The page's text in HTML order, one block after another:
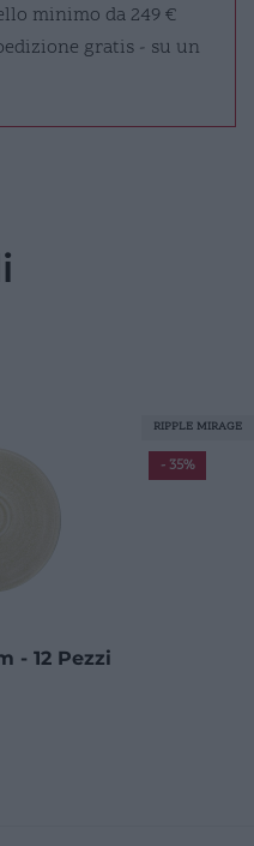
minimo da 249 €
gratis - su un
- 12 Pezzi
- 35%
RIPPLE MIRAGE